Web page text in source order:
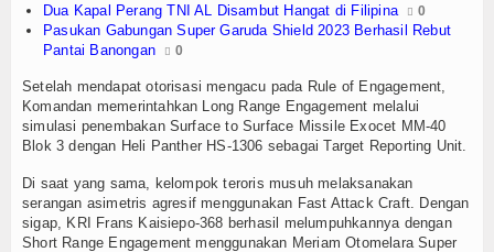
Tauziah
Wisata
Channel
Dua Kapal Perang TNI AL Disambut Hangat di Filipina 0
Pasukan Gabungan Super Garuda Shield 2023 Berhasil Rebut
Pantai Banongan
0
Setelah mendapat otorisasi mengacu pada Rule of Engagement,
Komandan memerintahkan Long Range Engagement melalui
simulasi penembakan Surface to Surface Missile Exocet MM-40
Blok 3 dengan Heli Panther HS-1306 sebagai Target Reporting Unit.
Di saat yang sama, kelompok teroris musuh melaksanakan
serangan asimetris agresif menggunakan Fast Attack Craft. Dengan
sigap, KRI Frans Kaisiepo-368 berhasil melumpuhkannya dengan
Short Range Engagement menggunakan Meriam Otomelara Super